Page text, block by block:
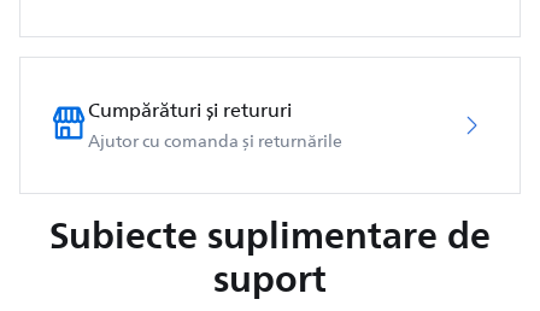
Cumpărături și retururi
Ajutor cu comanda și returnările
Subiecte suplimentare de
suport